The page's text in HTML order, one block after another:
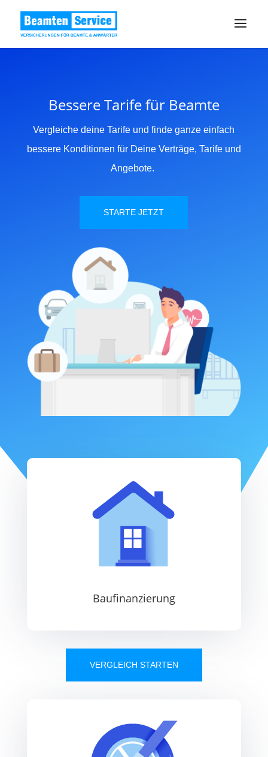
Bessere Tarife für Beamte
Vergleiche deine Tarife und finde ganze einfach
bessere Konditionen für Deine Verträge, Tarife und
Angebote.
STARTE JETZT
Baufinanzierung
VERGLEICH STARTEN